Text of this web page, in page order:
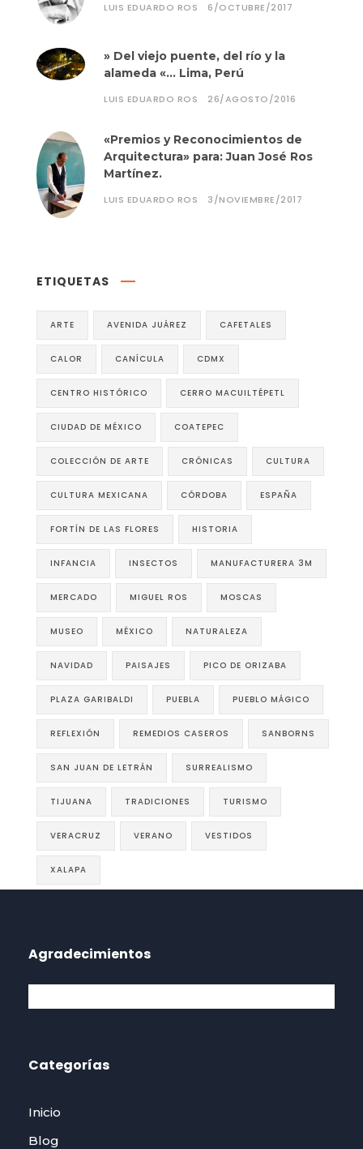
LUIS EDUARDO ROS 6/OCTUBRE/2017
» Del viejo puente, del río y la
alameda «… Lima, Perú
LUIS EDUARDO ROS 26/AGOSTO/2016
«Premios y Reconocimientos de
Arquitectura» para: Juan José Ros
Martínez.
LUIS EDUARDO ROS 3/NOVIEMBRE/2017
ETIQUETAS
ARTE AVENIDA JUÁREZ CAFETALES
CALOR CANÍCULA CDMX
CENTRO HISTÓRICO CERRO MACUILTÉPETL
CIUDAD DE MÉXICO COATEPEC
COLECCIÓN DE ARTE CRÓNICAS CULTURA
CULTURA MEXICANA CÓRDOBA ESPAÑA
FORTÍN DE LAS FLORES HISTORIA
INFANCIA INSECTOS MANUFACTURERA 3M
MERCADO MIGUEL ROS MOSCAS
MUSEO MÉXICO NATURALEZA
NAVIDAD PAISAJES PICO DE ORIZABA
PLAZA GARIBALDI PUEBLA PUEBLO MÁGICO
REFLEXIÓN REMEDIOS CASEROS SANBORNS
SAN JUAN DE LETRÁN SURREALISMO
TIJUANA TRADICIONES TURISMO
VERACRUZ VERANO VESTIDOS
XALAPA
Agradecimientos
Categorías
Inicio
Blog